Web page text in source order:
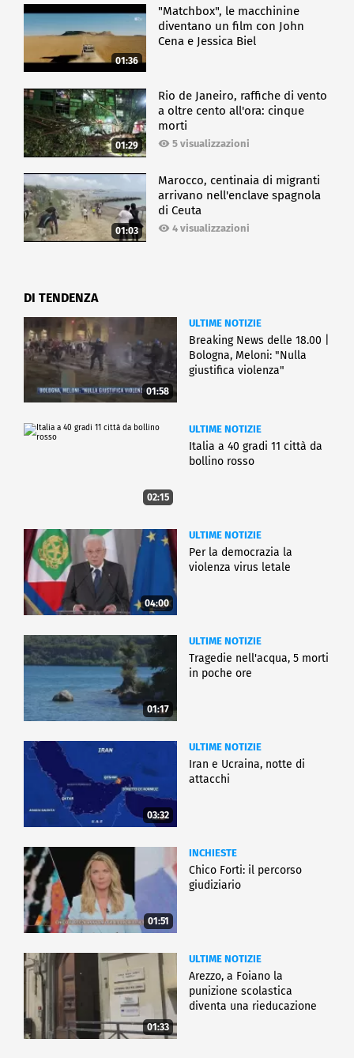
01:36
"Matchbox", le macchinine
diventano un film con John
Cena e Jessica Biel
01:29
Rio de Janeiro, raffiche di vento
a oltre cento all'ora: cinque
morti
5 visualizzazioni
01:03
Marocco, centinaia di migranti
arrivano nell'enclave spagnola
di Ceuta
4 visualizzazioni
DI TENDENZA
01:58
ULTIME NOTIZIE
Breaking News delle 18.00 |
Bologna, Meloni: "Nulla
giustifica violenza"
02:15
ULTIME NOTIZIE
Italia a 40 gradi 11 città da
bollino rosso
04:00
ULTIME NOTIZIE
Per la democrazia la
violenza virus letale
01:17
ULTIME NOTIZIE
Tragedie nell'acqua, 5 morti
in poche ore
03:32
ULTIME NOTIZIE
Iran e Ucraina, notte di
attacchi
01:51
INCHIESTE
Chico Forti: il percorso
giudiziario
01:33
ULTIME NOTIZIE
Arezzo, a Foiano la
punizione scolastica
diventa una rieducazione